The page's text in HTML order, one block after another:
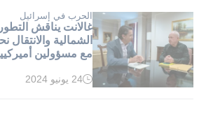
الحرب في إسرائيل
غالانت يناقش
الشمالية
مع مسؤولين
وقت
24 يونيو 2024